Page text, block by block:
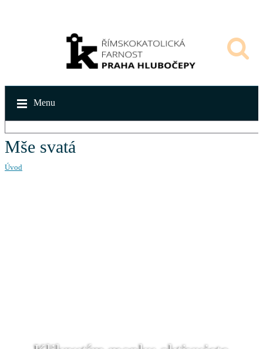
Menu
Mše svatá
Úvod